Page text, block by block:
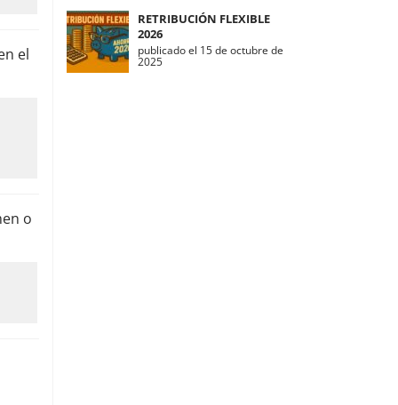
el
o
RETRIBUCIÓN FLEXIBLE
2026
publicado el 15 de octubre de
2025